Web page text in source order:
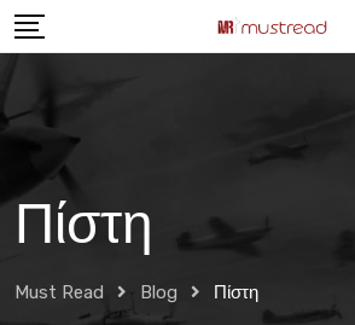
Skip
to
Πίστη
Must Read Blog Πίστη